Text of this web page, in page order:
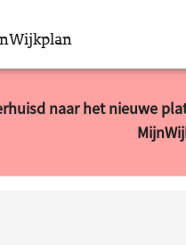
naar het nieuwe